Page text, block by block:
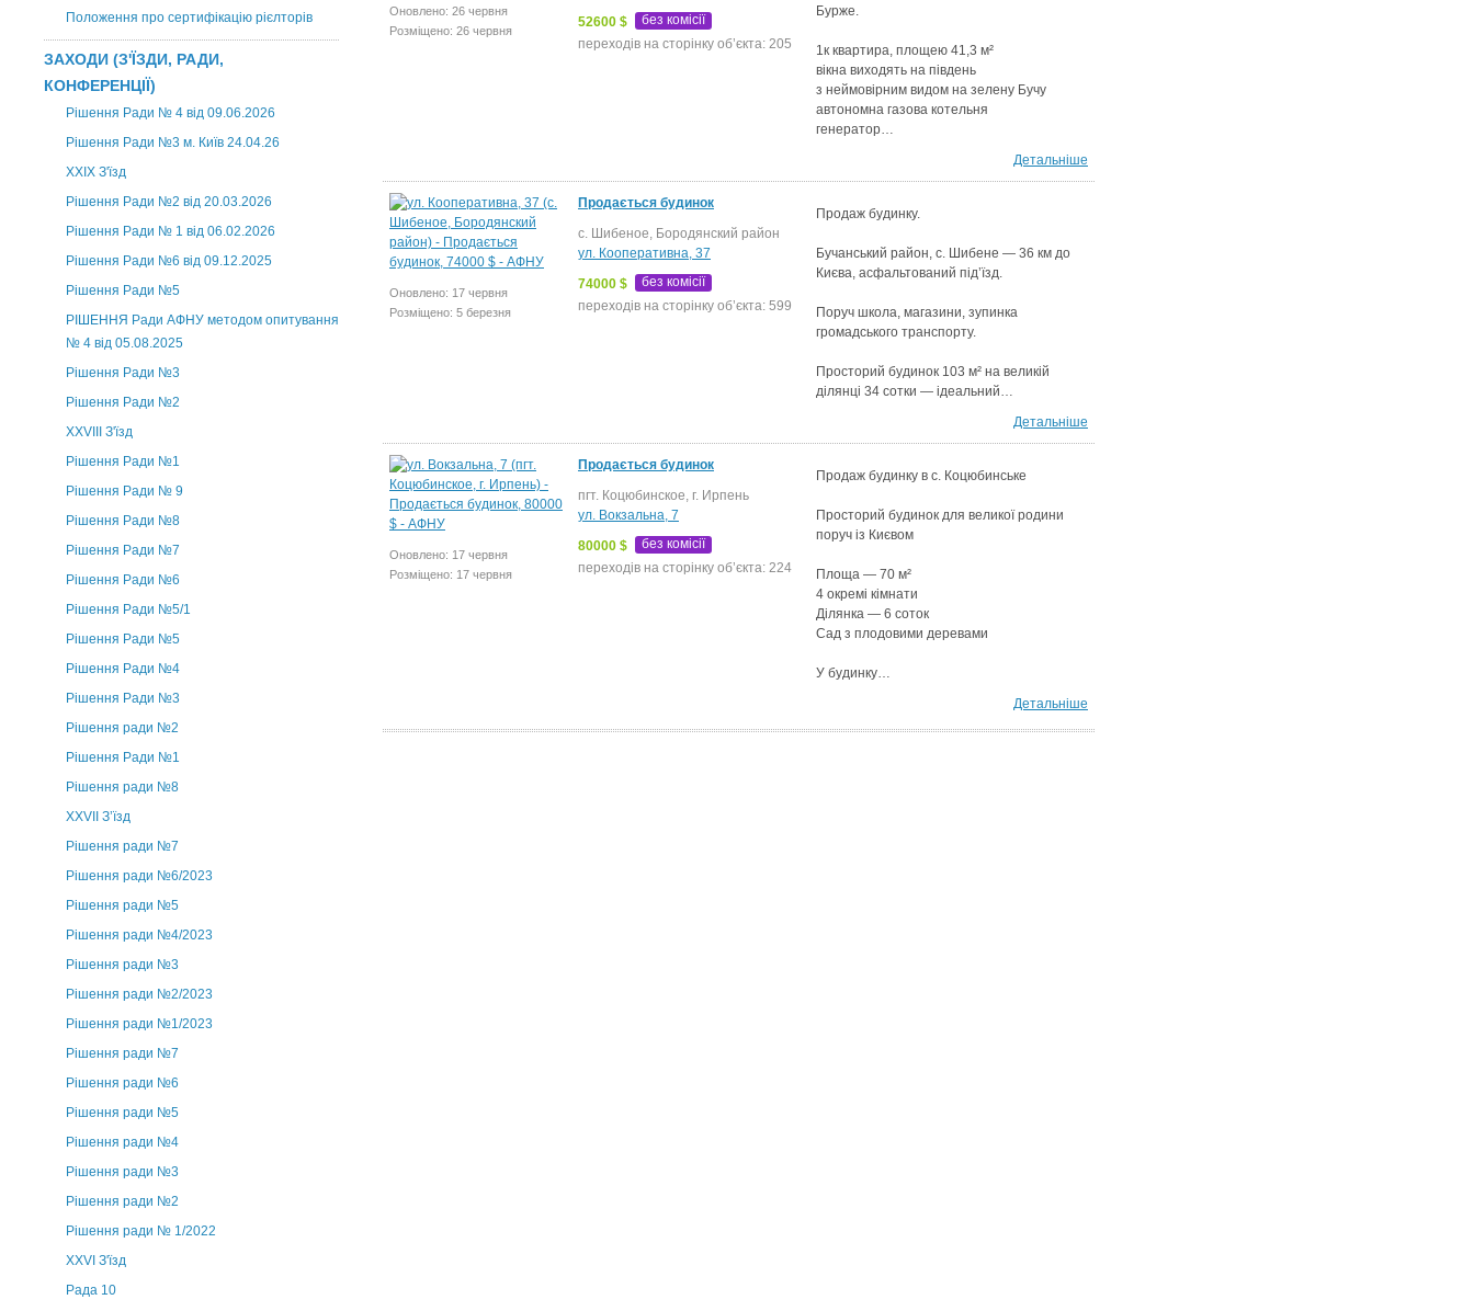
Положення про сертифікацію рієлторів
ЗАХОДИ (З'ЇЗДИ, РАДИ,
КОНФЕРЕНЦІЇ)
Рішення Ради № 4 від 09.06.2026
Рішення Ради №3 м. Київ 24.04.26
XXІХ З'їзд
Рішення Ради №2 від 20.03.2026
Рішення Ради № 1 від 06.02.2026
Рішення Ради №6 від 09.12.2025
Рішення Ради №5
РІШЕННЯ Ради АФНУ методом опитування
№ 4 від 05.08.2025
Рішення Ради №3
Рішення Ради №2
XXVIII З'їзд
Рішення Ради №1
Рішення Ради № 9
Рішення Ради №8
Рішення Ради №7
Рішення Ради №6
Рішення Ради №5/1
Рішення Ради №5
Рішення Ради №4
Рішення Ради №3
Рішення ради №2
Рішення Ради №1
Рішення ради №8
ХХVII З’їзд
Рішення ради №7
Рішення ради №6/2023
Рішення ради №5
Рішення ради №4/2023
Рішення ради №3
Рішення ради №2/2023
Рішення ради №1/2023
Рішення ради №7
Рішення ради №6
Рішення ради №5
Рішення ради №4
Рішення ради №3
Рішення ради №2
Рішення ради № 1/2022
XXVI З'їзд
Рада 10
Оновлено: 26 червня
Розміщено: 26 червня
52600 $
без комісії
переходів на сторінку об’єкта: 205
Бурже.
1к квартира, площею 41,3 м²
вікна виходять на південь
з неймовірним видом на зелену Бучу
автономна газова котельня
генератор…
Детальніше
Оновлено: 17 червня
Розміщено: 5 березня
Продається будинок
с. Шибеное, Бородянский район
ул. Кооперативна, 37
74000 $
без комісії
переходів на сторінку об’єкта: 599
Продаж будинку.
Бучанський район, с. Шибене — 36 км до
Києва, асфальтований під’їзд.
Поруч школа, магазини, зупинка
громадського транспорту.
Просторий будинок 103 м² на великій
ділянці 34 сотки — ідеальний…
Детальніше
Оновлено: 17 червня
Розміщено: 17 червня
Продається будинок
пгт. Коцюбинское, г. Ирпень
ул. Вокзальна, 7
80000 $
без комісії
переходів на сторінку об’єкта: 224
Продаж будинку в с. Коцюбинське
Просторий будинок для великої родини
поруч із Києвом
Площа — 70 м²
4 окремі кімнати
Ділянка — 6 соток
Сад з плодовими деревами
У будинку…
Детальніше